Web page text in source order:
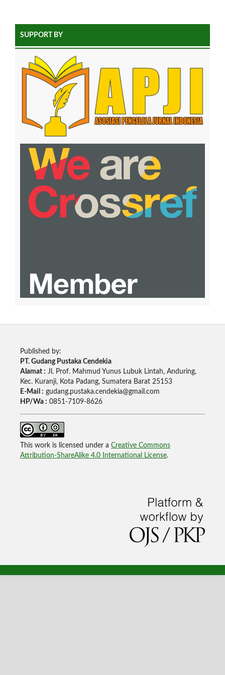
SUPPORT BY
Published by:
PT. Gudang Pustaka Cendekia
Alamat : Jl. Prof. Mahmud Yunus Lubuk Lintah, Anduring,
Kec. Kuranji, Kota Padang, Sumatera Barat 25153
E-Mail : gudang.pustaka.cendekia@gmail.com
HP/Wa : 0851-7109-8626
This work is licensed under a Creative Commons
Attribution-ShareAlike 4.0 International License.